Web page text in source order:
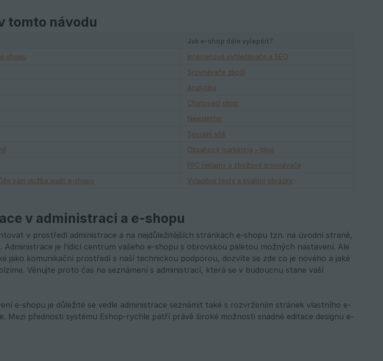
tomto návodu
Jak e-shop dále vylepšit?
shopu
Internetové vyhledávače a SEO
Srovnávače zboží
Analytika
Chatovací okno
Newsletter
Sociální sítě
Obsahový marketing – blog
PPC reklamy a zbožové srovnávače
vám služba audit e-shopu
Vyladěné texty a kvalitní obrázky
v administraci a e-shopu
v prostředí administrace a na nejdůležitějších stránkách e-shopu tzn. na úvodní straně,
je řídící centrum vašeho e-shopu s obrovskou paletou možných nastavení. Ale
jako komunikační prostředí s naší technickou podporou, dozvíte se zde co je nového a jaké
Věnujte proto čas na seznámení s administrací, která se v budoucnu stane vaší
e-shopu je důležité se vedle administrace seznámit také s rozvržením stránek vlastního e-
Mezi přednosti systému Eshop-rychle patří právě široké možnosti snadné editace designu e-